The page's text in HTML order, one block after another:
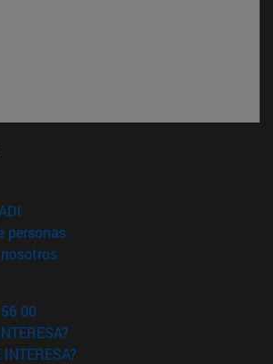
en nueva ventana)
personas(abre en nueva ventana)
(abre en nueva ventana)
00